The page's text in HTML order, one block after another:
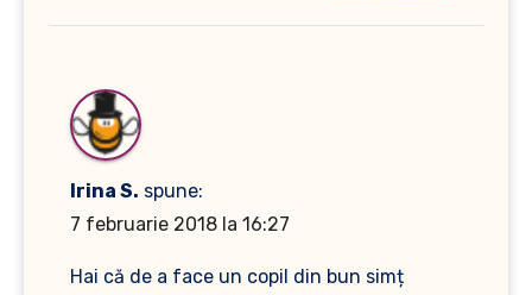
Irina S. spune:
7 februarie 2018 la 16:27
Hai că de a face un copil din bun simț